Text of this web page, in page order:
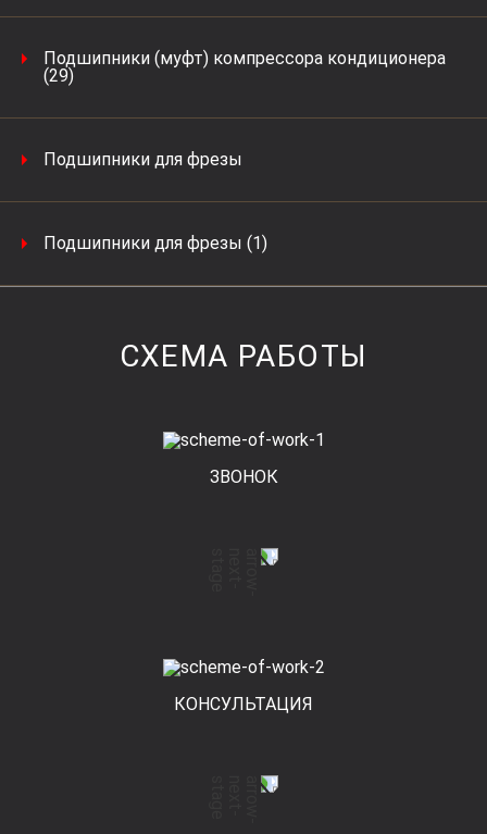
Подшипники (муфт) компрессора кондиционера
(29)
Подшипники для фрезы
Подшипники для фрезы (1)
СХЕМА РАБОТЫ
ЗВОНОК
КОНСУЛЬТАЦИЯ